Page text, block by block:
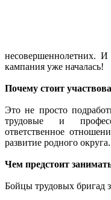
несовершеннолетних.
кампания уже началась!
Почему стоит
Это не просто
трудовые и
ответственное
развитие родного округа.
Чем предстоит
Бойцы трудовых бригад